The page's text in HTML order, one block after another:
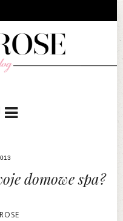
domowe spa?